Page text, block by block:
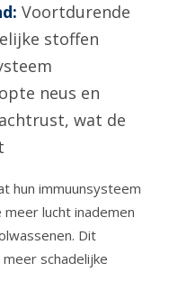
Voortdurende
stoffen
neus en
wat de
hun immuunsysteem
lucht inademen
Dit
schadelijke